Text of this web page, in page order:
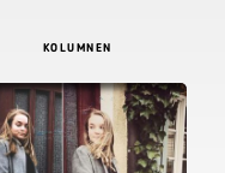
KOLUMNEN